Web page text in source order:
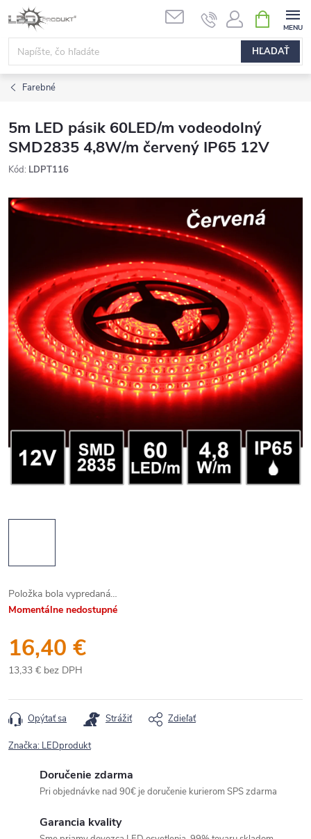
Prejsť
na
obsah
HĽADAŤ
KOŠÍK
Farebné
5m LED pásik 60LED/m vodeodolný
SMD2835 4,8W/m červený IP65 12V
Kód: LDPT116
Položka bola vypredaná…
Momentálne nedostupné
16,40 €
13,33 € bez DPH
Opýtať sa Strážiť Zdieľať
Značka: LEDprodukt
Doručenie zdarma
Pri objednávke nad 90€ je doručenie kurierom SPS zdarma
Garancia kvality